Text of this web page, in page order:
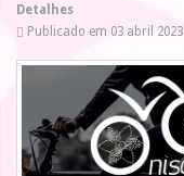
Detalhes
Publicado em 03 abril 2023